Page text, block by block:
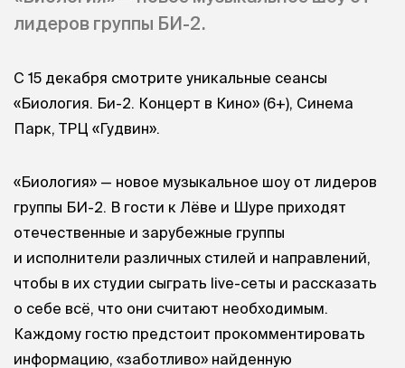
лидеров группы БИ-2.
С 15 декабря смотрите уникальные сеансы
«Биология. Би-2. Концерт в Кино» (6+), Синема
Парк, ТРЦ «Гудвин».
«Биология» — новое музыкальное шоу от лидеров
группы БИ-2. В гости к Лёве и Шуре приходят
отечественные и зарубежные группы
и исполнители различных стилей и направлений,
чтобы в их студии сыграть live-сеты и рассказать
о себе всё, что они считают необходимым.
Каждому гостю предстоит прокомментировать
информацию, «заботливо» найденную